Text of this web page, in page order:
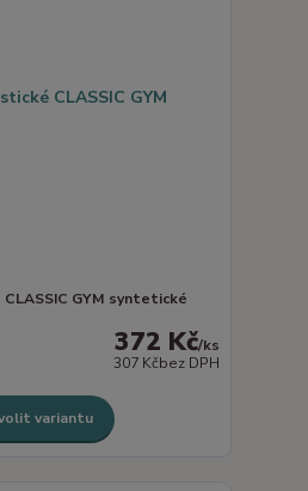
GYM syntetické
372 Kč/ks
307 Kčbez DPH
variantu